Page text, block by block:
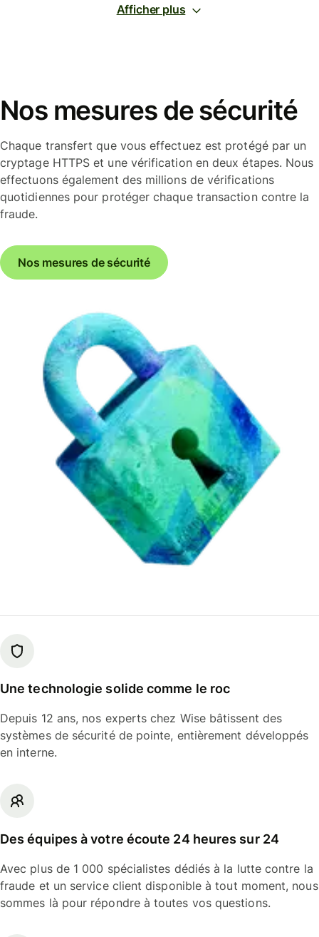
Afficher plus
Nos mesures de sécurité
Chaque transfert que vous effectuez est protégé par un
cryptage HTTPS et une vérification en deux étapes. Nous
effectuons également des millions de vérifications
quotidiennes pour protéger chaque transaction contre la
fraude.
Nos mesures de sécurité
Une technologie solide comme le roc
Depuis 12 ans, nos experts chez Wise bâtissent des
systèmes de sécurité de pointe, entièrement développés
en interne.
Des équipes à votre écoute 24 heures sur 24
Avec plus de 1 000 spécialistes dédiés à la lutte contre la
fraude et un service client disponible à tout moment, nous
sommes là pour répondre à toutes vos questions.